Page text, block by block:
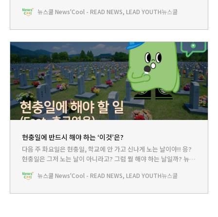
지? 그렇다면 뉴스쿨이 준비한 이야기를 들어봐!
뉴스쿨 News'Cool - READ NEWS, LEAD YOUTH뉴스쿨
현충일에 반드시 해야 하는 ‘이것’은?
다음 주 화요일은 현충일, 학교에 안 가고 신나게 노는 날이야!! 응?
현충일은 그저 노는 날이 아니라고? 그럼 뭘 해야 하는 날일까? 뉴쌤
뉴스쿨 News'Cool - READ NEWS, LEAD YOUTH뉴스쿨